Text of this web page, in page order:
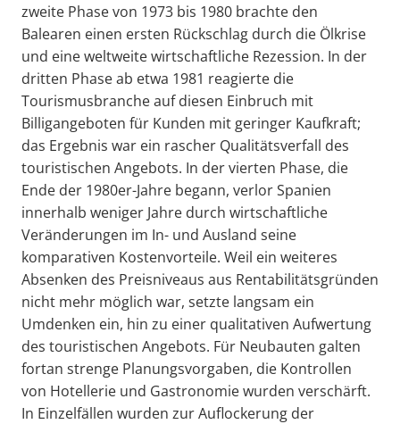
zweite Phase von 1973 bis 1980 brachte den
Balearen einen ersten Rückschlag durch die Ölkrise
und eine weltweite wirtschaftliche Rezession. In der
dritten Phase ab etwa 1981 reagierte die
Tourismusbranche auf diesen Einbruch mit
Billigangeboten für Kunden mit geringer Kaufkraft;
das Ergebnis war ein rascher Qualitätsverfall des
touristischen Angebots. In der vierten Phase, die
Ende der 1980er-Jahre begann, verlor Spanien
innerhalb weniger Jahre durch wirtschaftliche
Veränderungen im In- und Ausland seine
komparativen Kostenvorteile. Weil ein weiteres
Absenken des Preisniveaus aus Rentabilitätsgründen
nicht mehr möglich war, setzte langsam ein
Umdenken ein, hin zu einer qualitativen Aufwertung
des touristischen Angebots. Für Neubauten galten
fortan strenge Planungsvorgaben, die Kontrollen
von Hotellerie und Gastronomie wurden verschärft.
In Einzelfällen wurden zur Auflockerung der